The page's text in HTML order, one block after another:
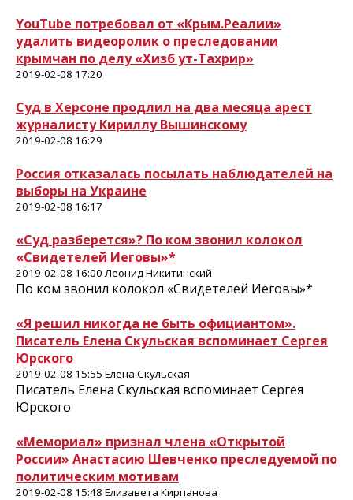
YouTube потребовал от «Крым.Реалии»
удалить видеоролик о преследовании
крымчан по делу «Хизб ут-Тахрир»
2019-02-08 17:20
Суд в Херсоне продлил на два месяца арест
журналисту Кириллу Вышинскому
2019-02-08 16:29
Россия отказалась посылать наблюдателей на
выборы на Украине
2019-02-08 16:17
«Суд разберется»? По ком звонил колокол
«Свидетелей Иеговы»*
2019-02-08 16:00 Леонид Никитинский
По ком звонил колокол «Свидетелей Иеговы»*
«Я решил никогда не быть официантом».
Писатель Елена Скульская вспоминает Сергея
Юрского
2019-02-08 15:55 Елена Скульская
Писатель Елена Скульская вспоминает Сергея
Юрского
«Мемориал» признал члена «Открытой
России» Анастасию Шевченко преследуемой по
политическим мотивам
2019-02-08 15:48 Елизавета Кирпанова